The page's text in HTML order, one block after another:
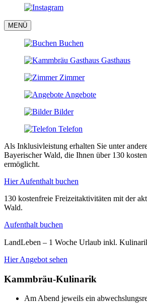
MENÜ
Buchen
Gasthaus
Zimmer
Angebote
Bilder
Telefon
Als Inklusivleistung erhalten Sie unter
Bayerischer Wald, die Ihnen über 130
ermöglicht.
Hier Aufenthalt buchen
130 kostenfreie Freizeitaktivitäten mit der
Wald.
Aufenthalt buchen
LandLeben – 1 Woche Urlaub inkl.
Hier Angebot sehen
Kammbräu-Kulinarik
Am Abend jeweils ein